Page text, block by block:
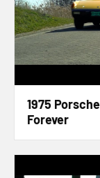
1975
Forever